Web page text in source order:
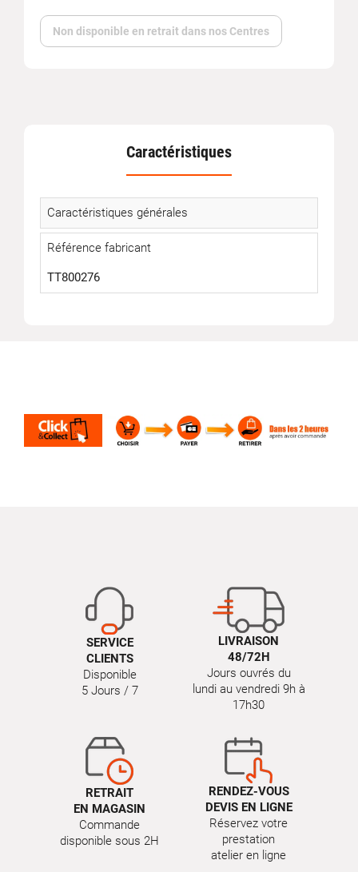
Non disponible en retrait dans nos Centres
Caractéristiques
Caractéristiques générales
Référence fabricant
TT800276
SERVICE
CLIENTS
Disponible
5 Jours / 7
LIVRAISON
48/72H
Jours ouvrés du
lundi au vendredi 9h à
17h30
RETRAIT
EN MAGASIN
Commande
disponible sous 2H
RENDEZ-VOUS
DEVIS EN LIGNE
Réservez votre
prestation
atelier en ligne